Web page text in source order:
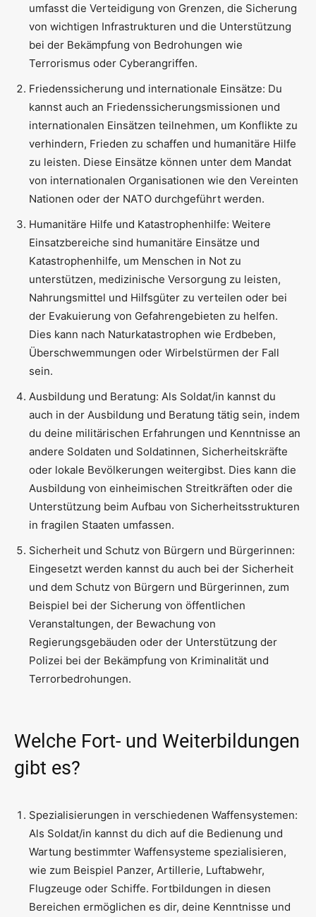
umfasst die Verteidigung von Grenzen, die Sicherung
von wichtigen Infrastrukturen und die Unterstützung
bei der Bekämpfung von Bedrohungen wie
Terrorismus oder Cyberangriffen.
Friedenssicherung und internationale Einsätze: Du
kannst auch an Friedenssicherungsmissionen und
internationalen Einsätzen teilnehmen, um Konflikte zu
verhindern, Frieden zu schaffen und humanitäre Hilfe
zu leisten. Diese Einsätze können unter dem Mandat
von internationalen Organisationen wie den Vereinten
Nationen oder der NATO durchgeführt werden.
Humanitäre Hilfe und Katastrophenhilfe: Weitere
Einsatzbereiche sind humanitäre Einsätze und
Katastrophenhilfe, um Menschen in Not zu
unterstützen, medizinische Versorgung zu leisten,
Nahrungsmittel und Hilfsgüter zu verteilen oder bei
der Evakuierung von Gefahrengebieten zu helfen.
Dies kann nach Naturkatastrophen wie Erdbeben,
Überschwemmungen oder Wirbelstürmen der Fall
sein.
Ausbildung und Beratung: Als Soldat/in kannst du
auch in der Ausbildung und Beratung tätig sein, indem
du deine militärischen Erfahrungen und Kenntnisse an
andere Soldaten und Soldatinnen, Sicherheitskräfte
oder lokale Bevölkerungen weitergibst. Dies kann die
Ausbildung von einheimischen Streitkräften oder die
Unterstützung beim Aufbau von Sicherheitsstrukturen
in fragilen Staaten umfassen.
Sicherheit und Schutz von Bürgern und Bürgerinnen:
Eingesetzt werden kannst du auch bei der Sicherheit
und dem Schutz von Bürgern und Bürgerinnen, zum
Beispiel bei der Sicherung von öffentlichen
Veranstaltungen, der Bewachung von
Regierungsgebäuden oder der Unterstützung der
Polizei bei der Bekämpfung von Kriminalität und
Terrorbedrohungen.
Welche Fort- und Weiterbildungen
gibt es?
Spezialisierungen in verschiedenen Waffensystemen:
Als Soldat/in kannst du dich auf die Bedienung und
Wartung bestimmter Waffensysteme spezialisieren,
wie zum Beispiel Panzer, Artillerie, Luftabwehr,
Flugzeuge oder Schiffe. Fortbildungen in diesen
Bereichen ermöglichen es dir, deine Kenntnisse und